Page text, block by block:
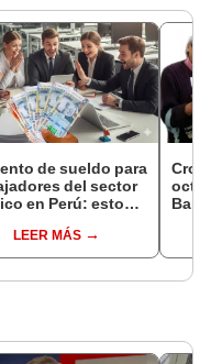
de sueldo para
del sector
en Perú: estos
y cobrarán
de 2026
LEER MÁS